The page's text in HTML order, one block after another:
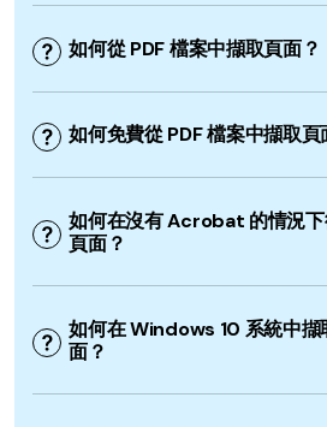
如何從 PDF 檔案中擷取頁面？
如何免費從 PDF 檔案中擷取頁
如何在沒有 Acrobat 的情況下
頁面？
如何在 Windows 10 系統中擷
面？